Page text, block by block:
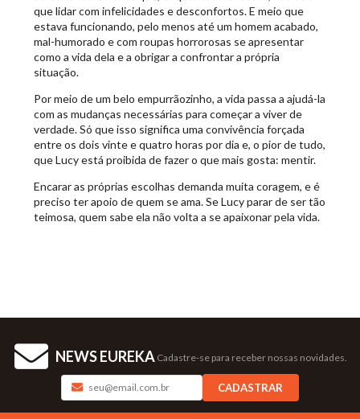
que lidar com infelicidades e desconfortos. E meio que
estava funcionando, pelo menos até um homem acabado,
mal-humorado e com roupas horrorosas se apresentar
como a vida dela e a obrigar a confrontar a própria
situação.
Por meio de um belo empurrãozinho, a vida passa a ajudá-la
com as mudanças necessárias para começar a viver de
verdade. Só que isso significa uma convivência forçada
entre os dois vinte e quatro horas por dia e, o pior de tudo,
que Lucy está proibida de fazer o que mais gosta: mentir.
Encarar as próprias escolhas demanda muita coragem, e é
preciso ter apoio de quem se ama. Se Lucy parar de ser tão
teimosa, quem sabe ela não volta a se apaixonar pela vida.
NEWS EUREKA Cadastre-se para receber nossas novidades.
CADASTRAR